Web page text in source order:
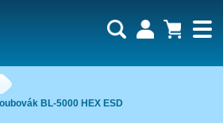
BL-5000 HEX ESD